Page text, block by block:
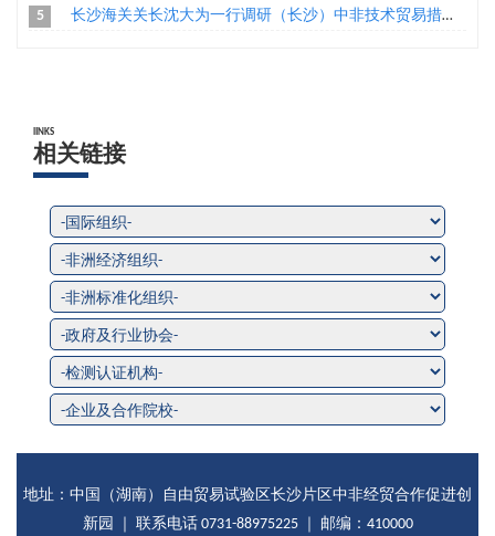
5 长沙海关关长沈大为一行调研（长沙）中非技术贸易措施研究评议基地
lINKS
相关链接
地址：中国（湖南）自由贸易试验区长沙片区中非经贸合作促进创
新园 ｜ 联系电话 0731-88975225 ｜ 邮编：410000